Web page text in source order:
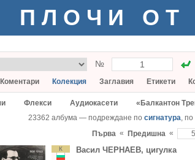
ПЛОЧИ ОТ
№
Коментари Колекция Заглавия Етикети
Флекси Аудиокасети «Балкантон
23362 албума — подреждане по сигнатура, по
Първа « Предишна «
К Васил ЧЕРНАЕВ, цигулка